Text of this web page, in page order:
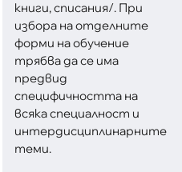
книги, списания/. При
избора на отделните
форми на обучение
трябва да се има
предвид
специфичността на
всяка специалност и
интердисциплинарните
теми.